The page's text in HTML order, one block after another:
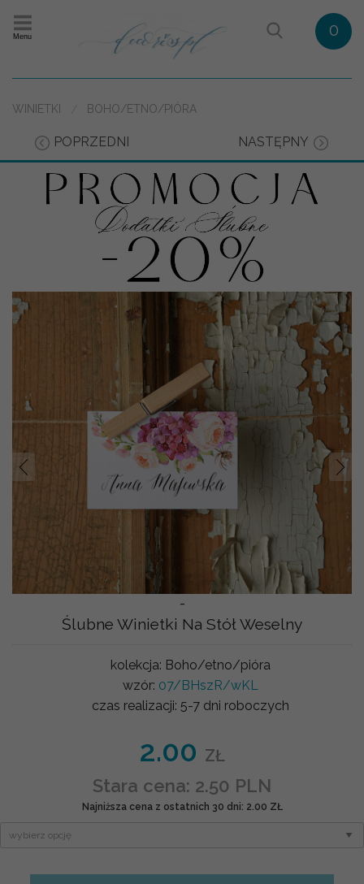
Menu 0
WINIETKI BOHO/ETNO/PIÓRA
POPRZEDNI NASTĘPNY
-
Prev
Ślubne Winietki Na Stół Weselny
kolekcja: Boho/etno/pióra
wzór: 07/BHszR/wKL
czas realizacji: 5-7 dni roboczych
2.00 ZŁ
Stara cena: 2.50 PLN
Najniższa cena z ostatnich 30 dni: 2.00 ZŁ